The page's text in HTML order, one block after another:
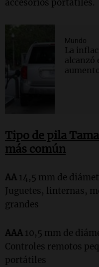
accesorios portátiles.
Mundo
La
alcanzó
Tipo de pila
más común
AA 14,5 mm de
Juguetes, linternas,
grandes
AAA 10,5 mm de
Controles remotos
portátiles